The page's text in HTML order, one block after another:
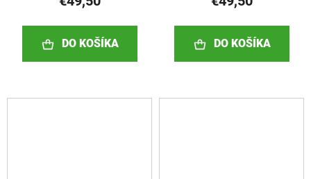
DO KOŠÍKA DO KOŠÍKA